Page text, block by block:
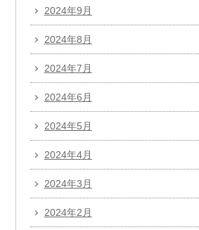
2024年9月
2024年8月
2024年7月
2024年6月
2024年5月
2024年4月
2024年3月
2024年2月